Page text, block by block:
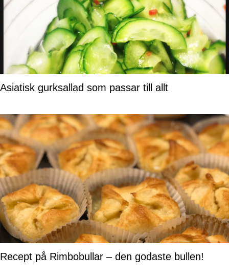
Asiatisk gurksallad som passar till allt
Recept på Rimbobullar – den godaste bullen!